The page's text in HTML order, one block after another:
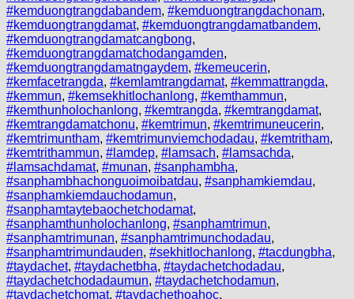
#kemduongtrangdabandem, #kemduongtrangdachonam,
#kemduongtrangdamat, #kemduongtrangdamatbandem,
#kemduongtrangdamatcangbong,
#kemduongtrangdamatchodangamden,
#kemduongtrangdamatngaydem, #kemeucerin,
#kemfacetrangda, #kemlamtrangdamat, #kemmattrangda,
#kemmun, #kemsekhitlochanlong, #kemthammun,
#kemthunholochanlong, #kemtrangda, #kemtrangdamat,
#kemtrangdamatchonu, #kemtrimun, #kemtrimuneucerin,
#kemtrimuntham, #kemtrimunviemchodadau, #kemtritham,
#kemtrithammun, #lamdep, #lamsach, #lamsachda,
#lamsachdamat, #munan, #sanphambha,
#sanphambhachonguoimoibatdau, #sanphamkiemdau,
#sanphamkiemdauchodamun,
#sanphamtaytebaochetchodamat,
#sanphamthunholochanlong, #sanphamtrimun,
#sanphamtrimunan, #sanphamtrimunchodadau,
#sanphamtrimundauden, #sekhitlochanlong, #tacdungbha,
#taydachet, #taydachetbha, #taydachetchodadau,
#taydachetchodadaumun, #taydachetchodamun,
#taydachetchomat, #taydachethoahoc,